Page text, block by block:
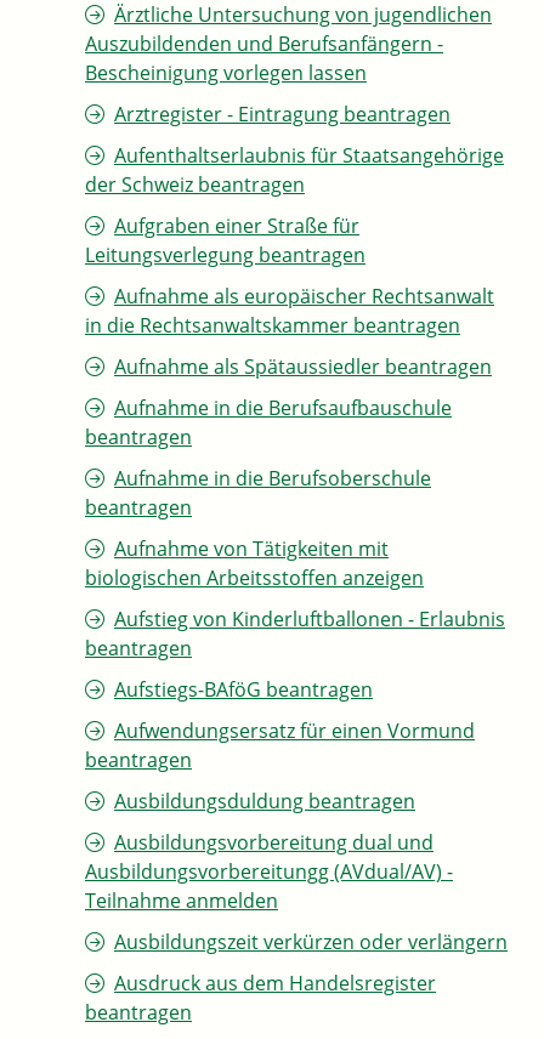
Ärztliche Untersuchung von jugendlichen
Auszubildenden und Berufsanfängern -
Bescheinigung vorlegen lassen
Arztregister - Eintragung beantragen
Aufenthaltserlaubnis für Staatsangehörige
der Schweiz beantragen
Aufgraben einer Straße für
Leitungsverlegung beantragen
Aufnahme als europäischer Rechtsanwalt
in die Rechtsanwaltskammer beantragen
Aufnahme als Spätaussiedler beantragen
Aufnahme in die Berufsaufbauschule
beantragen
Aufnahme in die Berufsoberschule
beantragen
Aufnahme von Tätigkeiten mit
biologischen Arbeitsstoffen anzeigen
Aufstieg von Kinderluftballonen - Erlaubnis
beantragen
Aufstiegs-BAföG beantragen
Aufwendungsersatz für einen Vormund
beantragen
Ausbildungsduldung beantragen
Ausbildungsvorbereitung dual und
Ausbildungsvorbereitungg (AVdual/AV) -
Teilnahme anmelden
Ausbildungszeit verkürzen oder verlängern
Ausdruck aus dem Handelsregister
beantragen